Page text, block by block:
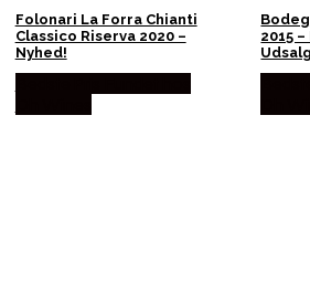
Folonari La Forra Chianti
Classico Riserva 2020 –
Nyhed!
2015
Udsalg